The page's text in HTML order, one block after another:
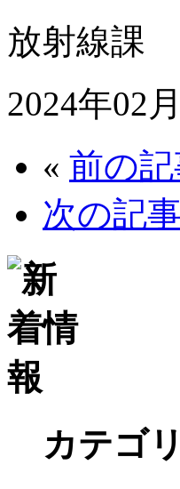
放射線課
2024年02
« 前の
次の記
カテゴ